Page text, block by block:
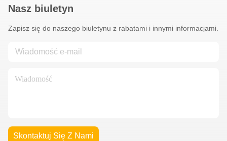
Nasz biuletyn
Zapisz się do naszego biuletynu z rabatami i innymi informacjami.
Skontaktuj Się Z Nami